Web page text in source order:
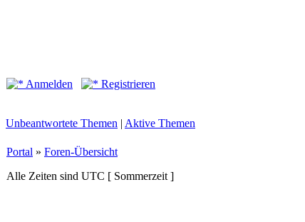
Anmelden
Registrieren
Unbeantwortete Themen | Aktive Themen
Portal » Foren-Übersicht
Alle Zeiten sind UTC [ Sommerzeit ]